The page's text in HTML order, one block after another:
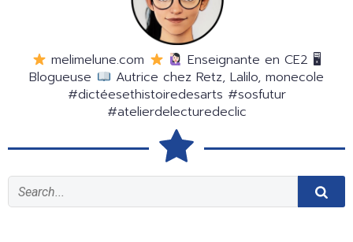
melimelune.com
Enseignante en CE2 🖥
Blogueuse
Autrice chez Retz, Lalilo, monecole
#dictéesethistoiredesarts #sosfutur
#atelierdelecturedeclic